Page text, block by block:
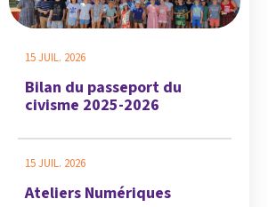
15 JUIL. 2026
Bilan du passeport du
civisme 2025-2026
15 JUIL. 2026
Ateliers Numériques